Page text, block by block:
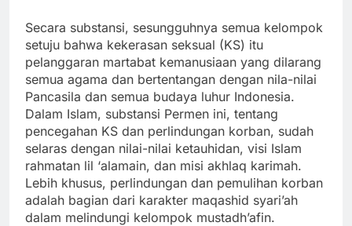
Secara substansi, sesungguhnya semua kelompok
setuju bahwa kekerasan seksual (KS) itu
pelanggaran martabat kemanusiaan yang dilarang
semua agama dan bertentangan dengan nila-nilai
Pancasila dan semua budaya luhur Indonesia.
Dalam Islam, substansi Permen ini, tentang
pencegahan KS dan perlindungan korban, sudah
selaras dengan nilai-nilai ketauhidan, visi Islam
rahmatan lil ‘alamain, dan misi akhlaq karimah.
Lebih khusus, perlindungan dan pemulihan korban
adalah bagian dari karakter maqashid syari’ah
dalam melindungi kelompok mustadh’afin.